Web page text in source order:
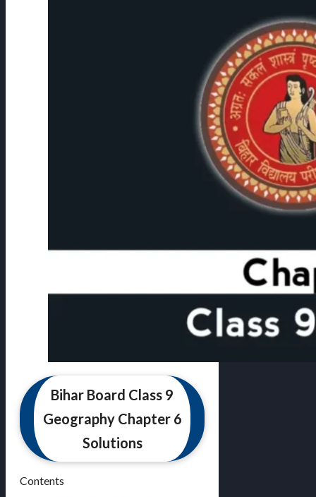
Bihar Board Class 9
Geography Chapter 6
Solutions
Contents